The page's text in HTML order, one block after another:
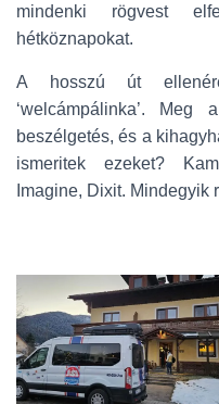
mindenki rögvest
hétköznapokat.
A hosszú út
‘welcámpálinka’.
beszélgetés, és a
ismeritek ezeket?
Imagine, Dixit. Mindegyik